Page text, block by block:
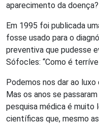
aparecimento da doença?
Em 1995 foi publicada
fosse usado para o
preventiva que pudesse
Sófocles: “Como é
Podemos nos dar ao
Mas os anos se
pesquisa médica é muito
científicas que, mesmo